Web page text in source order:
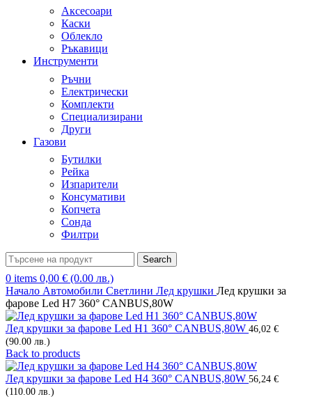
Аксесоари
Каски
Облекло
Ръкавици
Инструменти
Ръчни
Електрически
Комплекти
Специализирани
Други
Газови
Бутилки
Рейка
Изпарители
Консумативи
Копчета
Сонда
Филтри
Search
0 items 0,00 € (0.00 лв.)
Начало Автомобили Светлини Лед крушки Лед крушки за
фарове Led H7 360° CANBUS,80W
Лед крушки за фарове Led H1 360° CANBUS,80W 46,02 €
(90.00 лв.)
Back to products
Лед крушки за фарове Led H4 360° CANBUS,80W 56,24 €
(110.00 лв.)